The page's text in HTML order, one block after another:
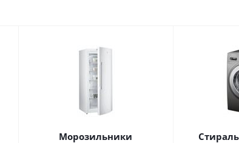
Морозильники